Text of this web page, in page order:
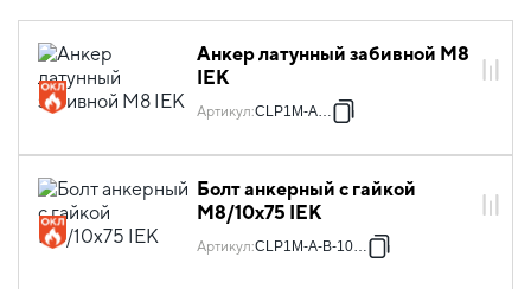
Анкер латунный забивной М8
IEK
Артикул:CLP1M-AL-8
Болт анкерный с гайкой
М8/10х75 IEK
Артикул:CLP1M-A-B-10-75